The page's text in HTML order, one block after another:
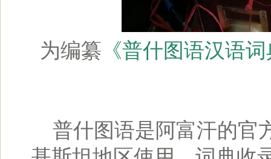
为编纂 《普什图语汉语
普什图语是阿富汗的官